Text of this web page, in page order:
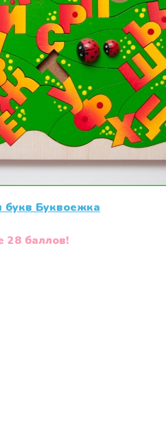
букв Буквоежка
28 баллов!